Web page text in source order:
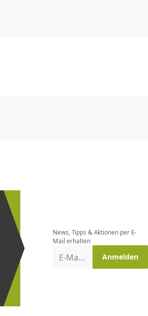
und bei
Aktionen
News, Tipps & Aktionen per E-
Mail erhalten
E-Mail-Adresse Anmelden